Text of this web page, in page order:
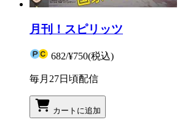
月刊！スピリッツ
682/¥750(税込)
毎月27日頃配信
カートに追加